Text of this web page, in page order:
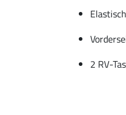
Elastisch
2 RV-